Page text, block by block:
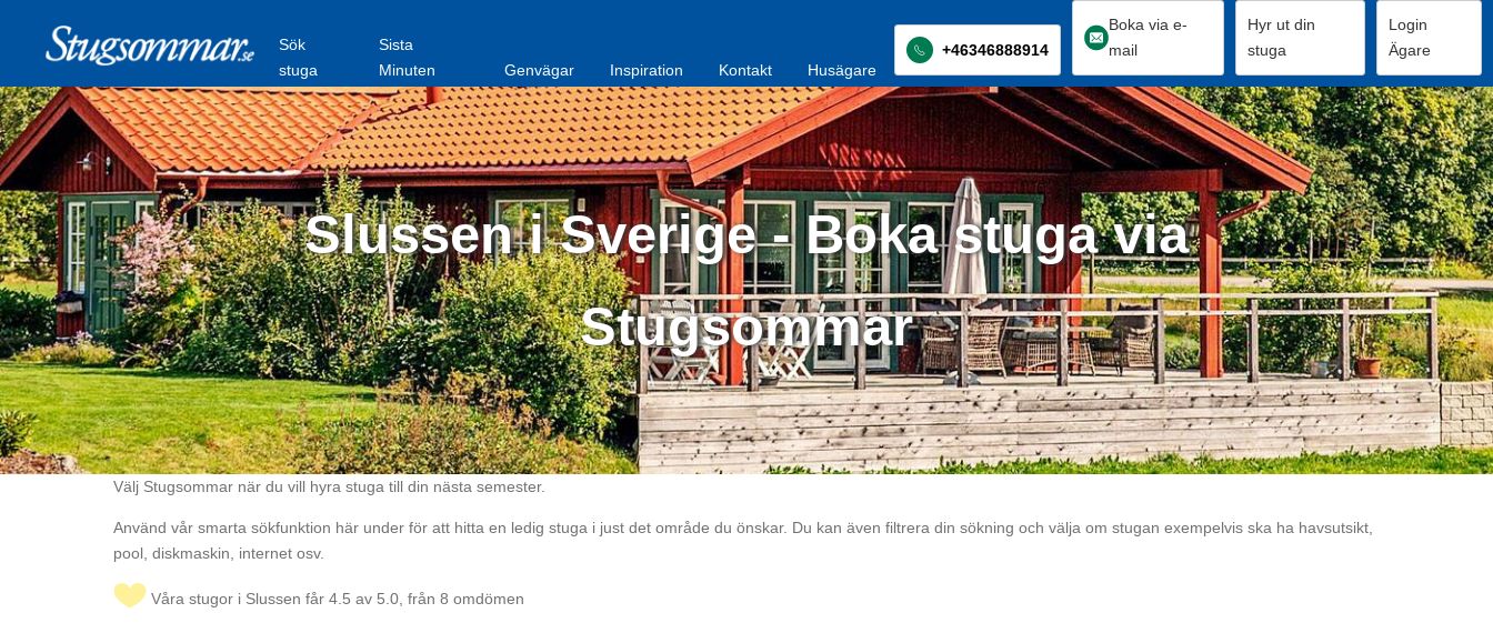
Sök
stuga
Sista
Minuten
Genvägar Inspiration Kontakt Husägare
+46346888914
Boka via e-
mail
Hyr ut din
stuga
Login
Ägare
Slussen i Sverige - Boka stuga via
Stugsommar
Välj Stugsommar när du vill hyra stuga till din nästa semester.
Använd vår smarta sökfunktion här under för att hitta en ledig stuga i just det område du önskar. Du kan även filtrera din sökning och välja om stugan exempelvis ska ha havsutsikt,
pool, diskmaskin, internet osv.
Våra stugor i Slussen får 4.5 av 5.0, från 8 omdömen